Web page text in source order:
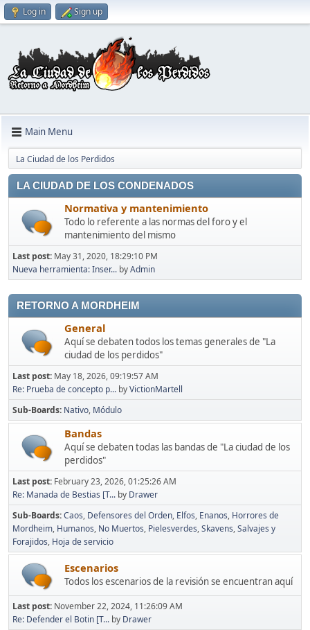
Log in Sign up
Main Menu
La Ciudad de los Perdidos
LA CIUDAD DE LOS CONDENADOS
Normativa y mantenimiento
Todo lo referente a las normas del foro y el
mantenimiento del mismo
Last post: May 31, 2020, 18:29:10 PM
Nueva herramienta: Inser... byAdmin
RETORNO A MORDHEIM
General
Aquí se debaten todos los temas generales de "La
ciudad de los perdidos"
Last post: May 18, 2026, 09:19:57 AM
Re: Prueba de concepto p... byVictionMartell
Sub-Boards Nativo Módulo
Bandas
Aquí se debaten todas las bandas de "La ciudad de los
perdidos"
Last post: February 23, 2026, 01:25:26 AM
Re: Manada de Bestias [T... by Drawer
Sub-Boards Caos Defensores del Orden Elfos Enanos Horrores de
Mordheim Humanos No Muertos Pielesverdes Skavens Salvajes y
Forajidos Hoja de servicio
Escenarios
Todos los escenarios de la revisión se encuentran aquí
Last post: November 22, 2024, 11:26:09 AM
Re: Defender el Botin [T... by Drawer